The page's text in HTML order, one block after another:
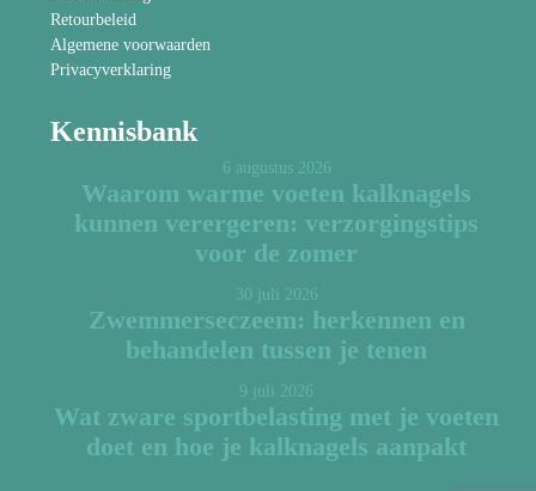
Retourbeleid
Algemene voorwaarden
Privacyverklaring
Kennisbank
6 augustus 2026
Waarom warme voeten kalknagels
kunnen verergeren: verzorgingstips
voor de zomer
30 juli 2026
Zwemmerseczeem: herkennen en
behandelen tussen je tenen
9 juli 2026
Wat zware sportbelasting met je voeten
doet en hoe je kalknagels aanpakt